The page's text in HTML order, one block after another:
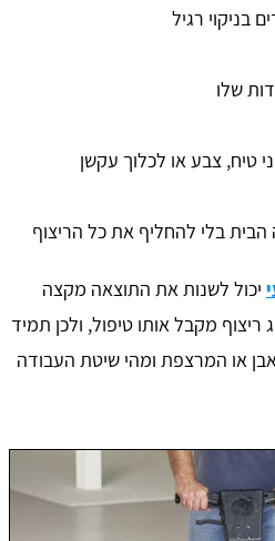
בניקוי רגיל
שלו
טיח, צבע או לכלוך עקשן
בלי להחליף את כל הריצוף
יכול לשנות את התוצאה מקצה
מקבל אותו טיפול, ולכן תמיד
או המרצפת ומהי שיטת העבודה